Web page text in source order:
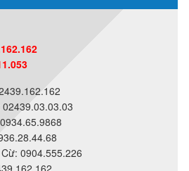
0904.555.226